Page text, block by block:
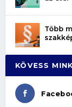
Több
KÖVESS